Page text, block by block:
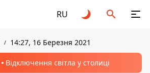
RU
14:27, 16 Березня 2021
Відключення світла у столиці